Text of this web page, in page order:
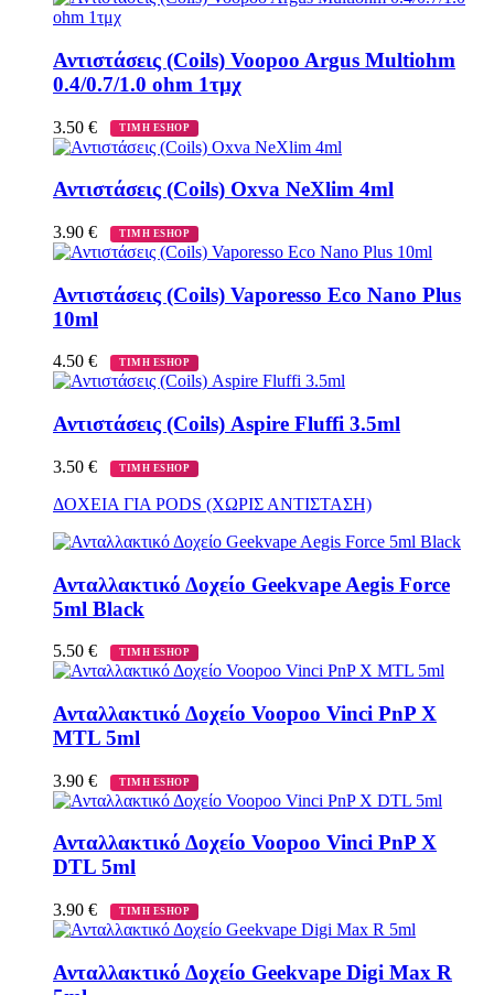
Αντιστάσεις (Coils) Voopoo Argus Multiohm
0.4/0.7/1.0 ohm 1τμχ
3.50 € ΤΙΜΗ ESHOP
Αντιστάσεις (Coils) Oxva NeXlim 4ml
3.90 € ΤΙΜΗ ESHOP
Αντιστάσεις (Coils) Vaporesso Eco Nano Plus
10ml
4.50 € ΤΙΜΗ ESHOP
Αντιστάσεις (Coils) Aspire Fluffi 3.5ml
3.50 € ΤΙΜΗ ESHOP
ΔΟΧΕΙΑ ΓΙΑ PODS (ΧΩΡΙΣ ΑΝΤΙΣΤΑΣΗ)
Ανταλλακτικό Δοχείο Geekvape Aegis Force
5ml Black
5.50 € ΤΙΜΗ ESHOP
Ανταλλακτικό Δοχείο Voopoo Vinci PnP X
MTL 5ml
3.90 € ΤΙΜΗ ESHOP
Ανταλλακτικό Δοχείο Voopoo Vinci PnP X
DTL 5ml
3.90 € ΤΙΜΗ ESHOP
Ανταλλακτικό Δοχείο Geekvape Digi Max R